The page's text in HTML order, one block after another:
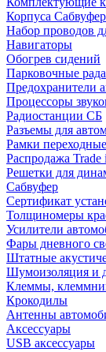
Корпуса
Набор проводов
Навигаторы
Обогрев сидений
Парковочные
Предохранители
Процессоры
Радиостанции СБ
Разъемы для
Рамки
Распродажа Trade
Решетки для
Сабвуфер
Сертификат
Толщиномеры
Усилители
Фары дневного
Штатные
Шумоизоляция и
Клеммы,
Крокодилы
Антенны
Аксессуары
USB аксессуары